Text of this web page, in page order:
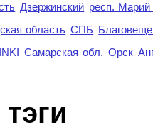
Дзержинский респ.
область СПБ
Самарская обл. Орск